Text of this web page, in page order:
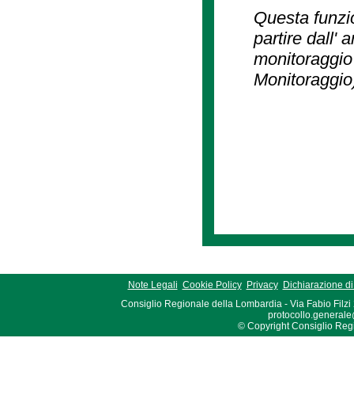
Questa
partire dall'
Note Legali Cookie Policy Privacy
Dichiarazione
Consiglio Regionale della Lombardia - Via Fabio Filzi
© Copyright Consiglio